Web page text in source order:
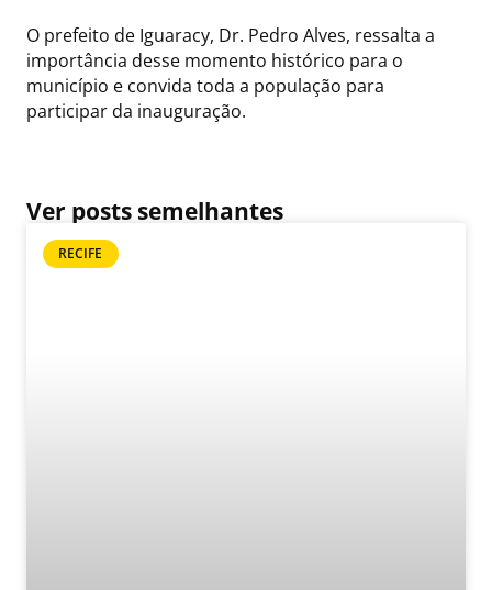
O prefeito de Iguaracy, Dr. Pedro Alves, ressalta a
importância desse momento histórico para o
município e convida toda a população para
participar da inauguração.
Ver posts semelhantes
RECIFE